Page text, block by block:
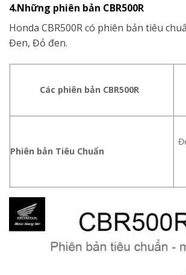
4.Những phiên bản CBR500R
Honda CBR500R có phiên bản tiêu
Đen, Đỏ đen.
Các phiên bản CBR500R
Phiên bản Tiêu Chuẩn